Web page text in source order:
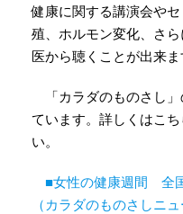
健康に関する講演会や
殖、ホルモン変化、さ
医から聴くことが出来ま
「カラダのものさし
ています。詳しくはこ
い。
■女性の健康週間 全
（カラダのものさしニ